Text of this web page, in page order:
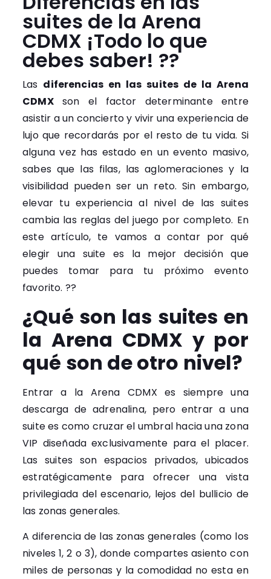
suites de la Arena
CDMX ¡Todo lo que
debes saber! ??
Las diferencias en las suites de la Arena
CDMXson el factor determinante entre
asistir a un concierto y vivir una experiencia de
lujo que recordarás por el resto de tu vida. Si
alguna vez has estado en un evento masivo,
sabes que las filas, las aglomeraciones y la
visibilidad pueden ser un reto. Sin embargo,
elevar tu experiencia al nivel de las suites
cambia las reglas del juego por completo. En
este artículo, te vamos a contar por qué
elegir una suite es la mejor decisión que
puedes tomar para tu próximo evento
favorito. ??
¿Qué son las suites en
la Arena CDMX y por
qué son de otro nivel?
Entrar a la Arena CDMX es siempre una
descarga de adrenalina, pero entrar a una
suite es como cruzar el umbral hacia una zona
VIP diseñada exclusivamente para el placer.
Las suites son espacios privados, ubicados
estratégicamente para ofrecer una vista
privilegiada del escenario, lejos del bullicio de
las zonas generales.
A diferencia de las zonas generales (como los
niveles 1, 2 o 3), donde compartes asiento con
miles de personas y la comodidad no esta en